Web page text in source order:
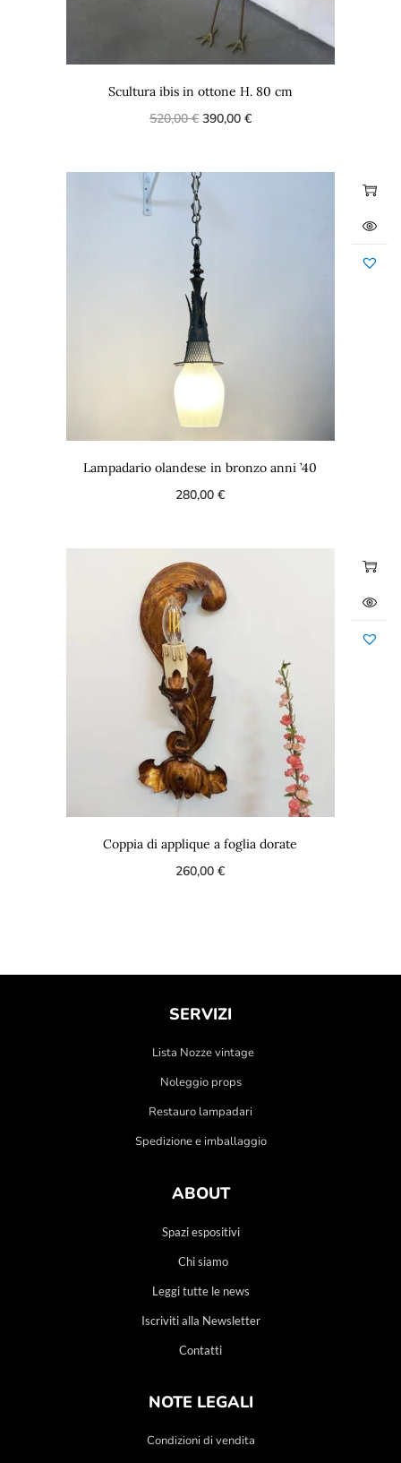
Scultura ibis in ottone H. 80 cm
520,00€ 390,00 €
Lampadario olandese in bronzo anni ’40
280,00€
Coppia di applique a foglia dorate
260,00€
SERVIZI
Lista Nozze vintage
Noleggio props
Restauro lampadari
Spedizione e imballaggio
ABOUT
Spazi espositivi
Chi siamo
Leggi tutte le news
Iscriviti alla Newsletter
Contatti
NOTE LEGALI
Condizioni di vendita